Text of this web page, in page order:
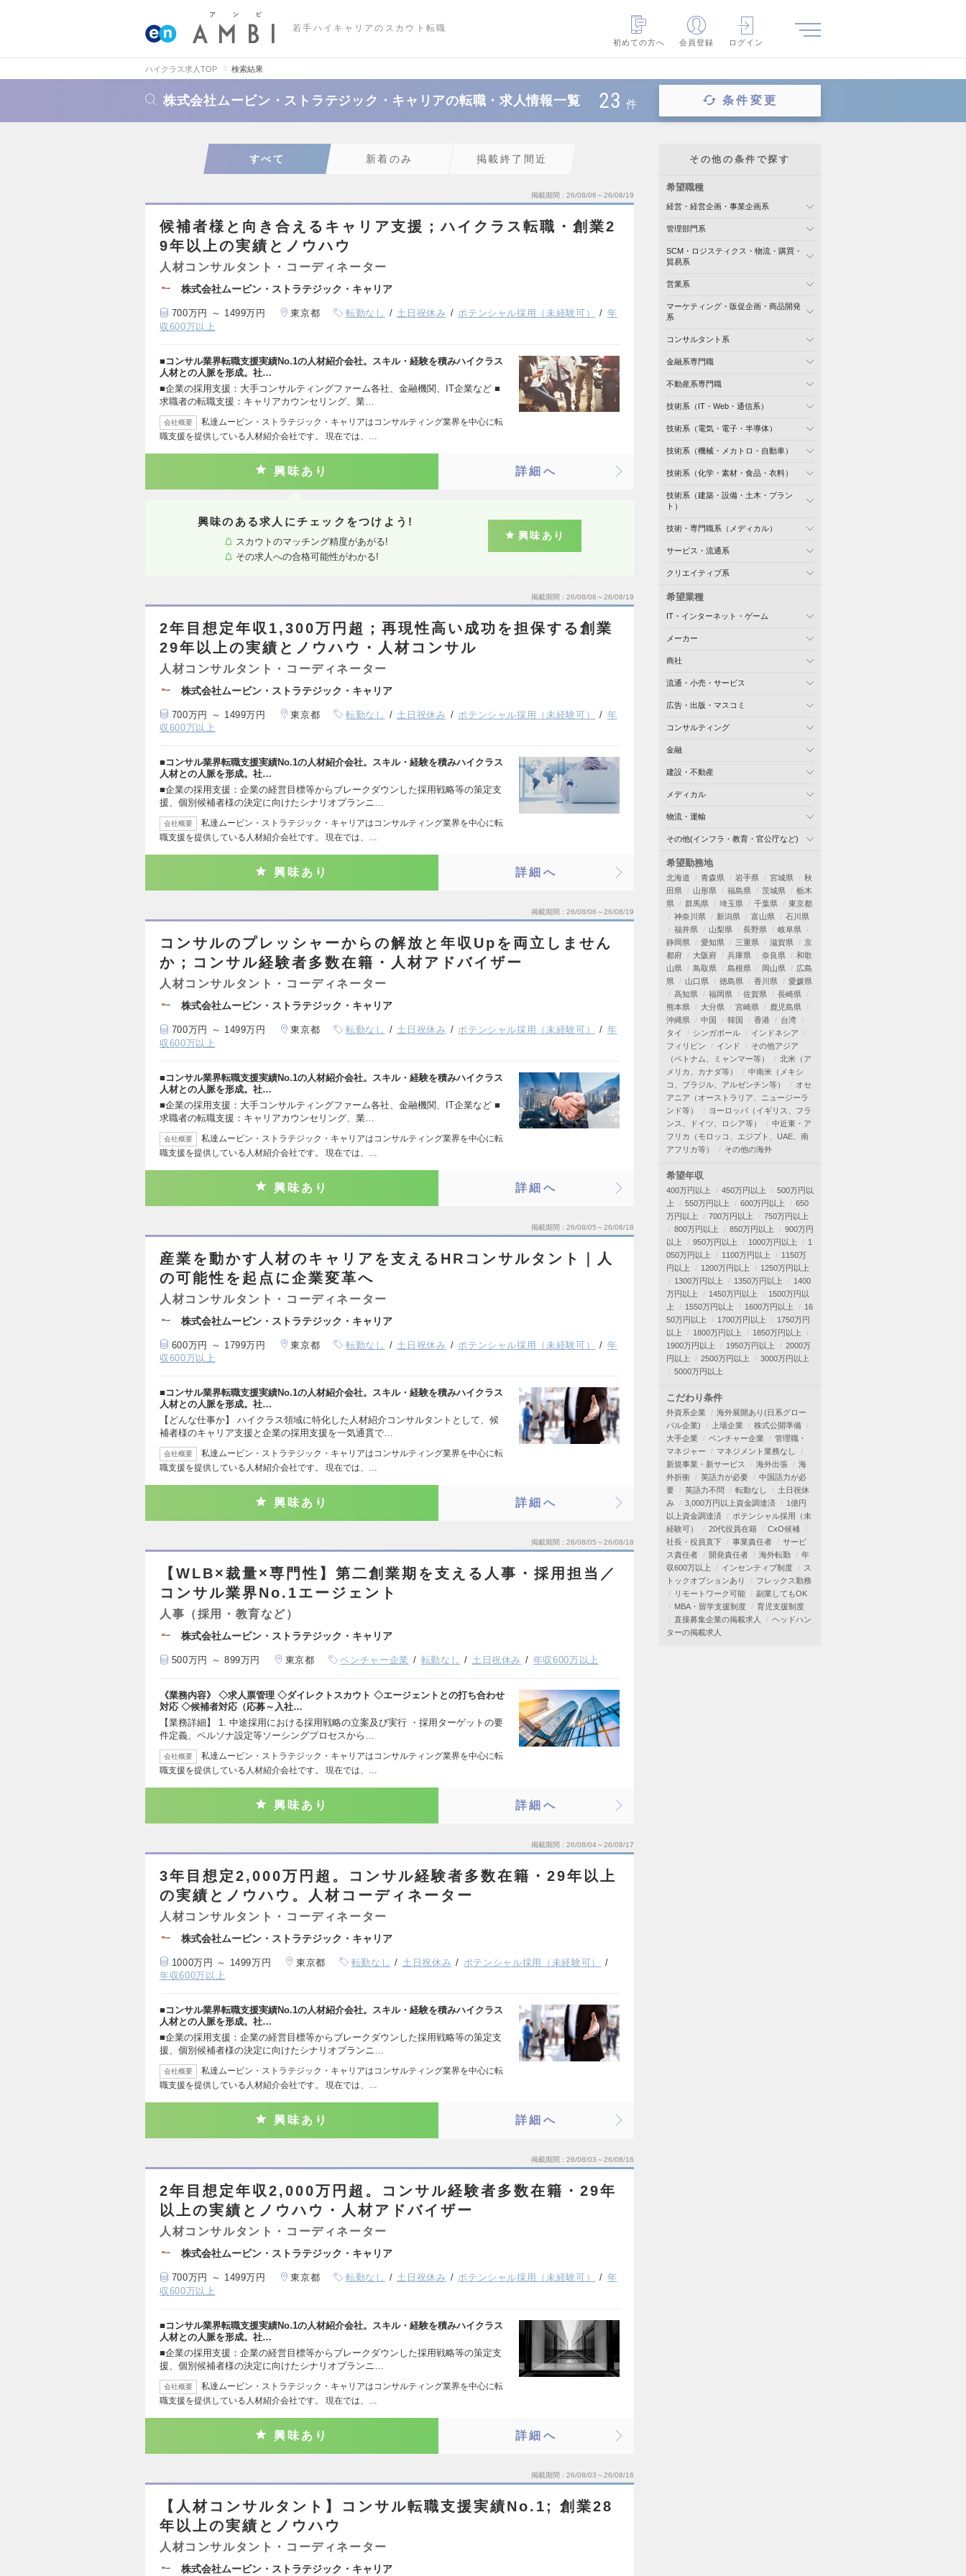
若手ハイキャリアのスカウト転職
初めての方へ
会員登録 ログイン
ハイクラス求人TOP 検索結果
株式会社ムービン・ストラテジック・キャリアの転職・求人情報一覧 23 件 条件変更
すべて 新着のみ 掲載終了間近
掲載期間 26/08/06～26/08/19
候補者様と向き合えるキャリア支援；ハイクラス転職・創業2
9年以上の実績とノウハウ
人材コンサルタント・コーディネーター
株式会社ムービン・ストラテジック・キャリア
700万円 ～ 1499万円 東京都 転勤なし 土日祝休み ポテンシャル採用（未経験可）
年
収600万以上
■コンサル業界転職支援実績No.1の人材紹介会社。スキル・経験を積みハイクラス
人材との人脈を形成。社…
■企業の採用支援：大手コンサルティングファーム各社、金融機関、IT企業など ■
求職者の転職支援：キャリアカウンセリング、業…
会社概要
私達ムービン・ストラテジック・キャリアはコンサルティング業界を中心に転
職支援を提供している人材紹介会社です。 現在では、…
興味あり 詳細へ
興味のある求人にチェックをつけよう!
スカウトのマッチング精度があがる!
その求人への合格可能性がわかる!
興味あり
掲載期間 26/08/06～26/08/19
2年目想定年収1,300万円超；再現性高い成功を担保する創業
29年以上の実績とノウハウ・人材コンサル
人材コンサルタント・コーディネーター
株式会社ムービン・ストラテジック・キャリア
700万円 ～ 1499万円 東京都 転勤なし 土日祝休み ポテンシャル採用（未経験可）
年
収600万以上
■コンサル業界転職支援実績No.1の人材紹介会社。スキル・経験を積みハイクラス
人材との人脈を形成。社…
■企業の採用支援：企業の経営目標等からブレークダウンした採用戦略等の策定支
援、個別候補者様の決定に向けたシナリオプランニ…
会社概要
私達ムービン・ストラテジック・キャリアはコンサルティング業界を中心に転
職支援を提供している人材紹介会社です。 現在では、…
興味あり 詳細へ
掲載期間 26/08/06～26/08/19
コンサルのプレッシャーからの解放と年収Upを両立しません
か；コンサル経験者多数在籍・人材アドバイザー
人材コンサルタント・コーディネーター
株式会社ムービン・ストラテジック・キャリア
700万円 ～ 1499万円 東京都 転勤なし 土日祝休み ポテンシャル採用（未経験可）
年
収600万以上
■コンサル業界転職支援実績No.1の人材紹介会社。スキル・経験を積みハイクラス
人材との人脈を形成。社…
■企業の採用支援：大手コンサルティングファーム各社、金融機関、IT企業など ■
求職者の転職支援：キャリアカウンセリング、業…
会社概要
私達ムービン・ストラテジック・キャリアはコンサルティング業界を中心に転
職支援を提供している人材紹介会社です。 現在では、…
興味あり 詳細へ
掲載期間 26/08/05～26/08/18
産業を動かす人材のキャリアを支えるHRコンサルタント｜人
の可能性を起点に企業変革へ
人材コンサルタント・コーディネーター
株式会社ムービン・ストラテジック・キャリア
600万円 ～ 1799万円 東京都 転勤なし 土日祝休み ポテンシャル採用（未経験可）
年
収600万以上
■コンサル業界転職支援実績No.1の人材紹介会社。スキル・経験を積みハイクラス
人材との人脈を形成。社…
【どんな仕事か】 ハイクラス領域に特化した人材紹介コンサルタントとして、候
補者様のキャリア支援と企業の採用支援を一気通貫で…
会社概要
私達ムービン・ストラテジック・キャリアはコンサルティング業界を中心に転
職支援を提供している人材紹介会社です。 現在では、…
興味あり 詳細へ
掲載期間 26/08/05～26/08/18
【WLB×裁量×専門性】第二創業期を支える人事・採用担当／
コンサル業界No.1エージェント
人事（採用・教育など）
株式会社ムービン・ストラテジック・キャリア
500万円 ～ 899万円 東京都 ベンチャー企業 転勤なし 土日祝休み 年収600万以上
《業務内容》 ◇求人票管理 ◇ダイレクトスカウト ◇エージェントとの打ち合わせ
対応 ◇候補者対応（応募～入社…
【業務詳細】 1. 中途採用における採用戦略の立案及び実行 ・採用ターゲットの要
件定義、ペルソナ設定等ソーシングプロセスから…
会社概要
私達ムービン・ストラテジック・キャリアはコンサルティング業界を中心に転
職支援を提供している人材紹介会社です。 現在では、…
興味あり 詳細へ
掲載期間 26/08/04～26/08/17
3年目想定2,000万円超。コンサル経験者多数在籍・29年以上
の実績とノウハウ。人材コーディネーター
人材コンサルタント・コーディネーター
株式会社ムービン・ストラテジック・キャリア
1000万円 ～ 1499万円 東京都 転勤なし 土日祝休み
ポテンシャル採用（未経験可）
年収600万以上
■コンサル業界転職支援実績No.1の人材紹介会社。スキル・経験を積みハイクラス
人材との人脈を形成。社…
■企業の採用支援：企業の経営目標等からブレークダウンした採用戦略等の策定支
援、個別候補者様の決定に向けたシナリオプランニ…
会社概要
私達ムービン・ストラテジック・キャリアはコンサルティング業界を中心に転
職支援を提供している人材紹介会社です。 現在では、…
興味あり 詳細へ
掲載期間 26/08/03～26/08/16
2年目想定年収2,000万円超。コンサル経験者多数在籍・29年
以上の実績とノウハウ・人材アドバイザー
人材コンサルタント・コーディネーター
株式会社ムービン・ストラテジック・キャリア
700万円 ～ 1499万円 東京都 転勤なし 土日祝休み ポテンシャル採用（未経験可）
年
収600万以上
■コンサル業界転職支援実績No.1の人材紹介会社。スキル・経験を積みハイクラス
人材との人脈を形成。社…
■企業の採用支援：企業の経営目標等からブレークダウンした採用戦略等の策定支
援、個別候補者様の決定に向けたシナリオプランニ…
会社概要
私達ムービン・ストラテジック・キャリアはコンサルティング業界を中心に転
職支援を提供している人材紹介会社です。 現在では、…
興味あり 詳細へ
掲載期間 26/08/03～26/08/16
【人材コンサルタント】コンサル転職支援実績No.1; 創業28
年以上の実績とノウハウ
人材コンサルタント・コーディネーター
株式会社ムービン・ストラテジック・キャリア
その他の条件で探す
希望職種
経営・経営企画・事業企画系
管理部門系
SCM・ロジスティクス・物流・購買・
貿易系
営業系
マーケティング・販促企画・商品開発
系
コンサルタント系
金融系専門職
不動産系専門職
技術系（IT・Web・通信系）
技術系（電気・電子・半導体）
技術系（機械・メカトロ・自動車）
技術系（化学・素材・食品・衣料）
技術系（建築・設備・土木・プラン
ト）
技術・専門職系（メディカル）
サービス・流通系
クリエイティブ系
希望業種
IT・インターネット・ゲーム
メーカー
商社
流通・小売・サービス
広告・出版・マスコミ
コンサルティング
金融
建設・不動産
メディカル
物流・運輸
その他(インフラ・教育・官公庁など)
希望勤務地
北海道 青森県 岩手県 宮城県
秋
田県
山形県 福島県 茨城県
栃木
県
群馬県 埼玉県 千葉県
東京都
神奈川県
新潟県 富山県
石川県
福井県
山梨県 長野県
岐阜県
静岡県
愛知県 三重県 滋賀県
京
都府
大阪府 兵庫県 奈良県
和歌
山県
鳥取県 島根県 岡山県
広島
県
山口県 徳島県 香川県
愛媛県
高知県
福岡県 佐賀県
長崎県
熊本県
大分県 宮崎県
鹿児島県
沖縄県
中国 韓国 香港
台湾
タイ
シンガポール
インドネシア
フィリピン
インド
その他アジア
（ベトナム、ミャンマー等）
北米（ア
メリカ、カナダ等）
中南米（メキシ
コ、ブラジル、アルゼンチン等）
オセ
アニア（オーストラリア、ニュージーラ
ンド等）
ヨーロッパ（イギリス、フラ
ンス、ドイツ、ロシア等）
中近東・ア
フリカ（モロッコ、エジプト、UAE、南
アフリカ等）
その他の海外
希望年収
400万円以上 450万円以上
500万円以
上
550万円以上 600万円以上
650
万円以上
700万円以上
750万円以上
800万円以上
850万円以上
900万円
以上
950万円以上 1000万円以上
1
050万円以上
1100万円以上
1150万
円以上
1200万円以上
1250万円以上
1300万円以上
1350万円以上
1400
万円以上
1450万円以上
1500万円以
上
1550万円以上 1600万円以上
16
50万円以上
1700万円以上
1750万円
以上
1800万円以上
1850万円以上
1900万円以上
1950万円以上
2000万
円以上
2500万円以上
3000万円以上
5000万円以上
こだわり条件
外資系企業
海外展開あり(日系グロー
バル企業)
上場企業
株式公開準備
大手企業
ベンチャー企業
管理職・
マネジャー
マネジメント業務なし
新規事業・新サービス
海外出張
海
外折衝
英語力が必要
中国語力が必
要
英語力不問 転勤なし
土日祝休
み
3,000万円以上資金調達済
1億円
以上資金調達済
ポテンシャル採用（未
経験可）
20代役員在籍
CxO候補
社長・役員直下
事業責任者
サービ
ス責任者
開発責任者 海外転勤
年
収600万以上
インセンティブ制度
ス
トックオプションあり
フレックス勤務
リモートワーク可能
副業してもOK
MBA・留学支援制度
育児支援制度
直接募集企業の掲載求人
ヘッドハン
ターの掲載求人